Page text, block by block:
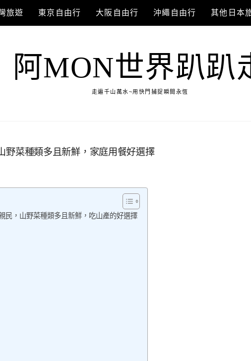
旅遊 東京自由行 大阪自由行 沖繩自由行 其他日本
阿MON世界趴趴
走遍千山萬水~用快門捕捉瞬間永恆
野菜種類多且新鮮，家庭用餐好選擇
民，山野菜種類多且新鮮，吃山產的好選擇